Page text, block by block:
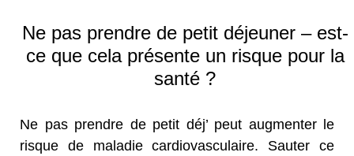
Ne pas prendre de petit déjeuner – est-
ce que cela présente un risque pour la
santé ?
Ne pas prendre de petit déj’ peut augmenter le
risque de maladie cardiovasculaire. Sauter ce